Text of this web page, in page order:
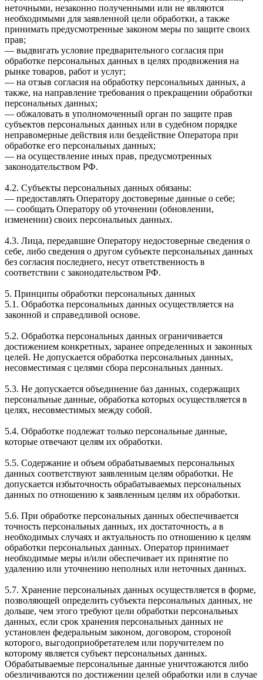
неточными, незаконно полученными или не являются
необходимыми для заявленной цели обработки, а также
принимать предусмотренные законом меры по защите своих
прав;
— выдвигать условие предварительного согласия при
обработке персональных данных в целях продвижения на
рынке товаров, работ и услуг;
— на отзыв согласия на обработку персональных данных, а
также, на направление требования о прекращении обработки
персональных данных;
— обжаловать в уполномоченный орган по защите прав
субъектов персональных данных или в судебном порядке
неправомерные действия или бездействие Оператора при
обработке его персональных данных;
— на осуществление иных прав, предусмотренных
законодательством РФ.
4.2. Субъекты персональных данных обязаны:
— предоставлять Оператору достоверные данные о себе;
— сообщать Оператору об уточнении (обновлении,
изменении) своих персональных данных.
4.3. Лица, передавшие Оператору недостоверные сведения о
себе, либо сведения о другом субъекте персональных данных
без согласия последнего, несут ответственность в
соответствии с законодательством РФ.
5. Принципы обработки персональных данных
5.1. Обработка персональных данных осуществляется на
законной и справедливой основе.
5.2. Обработка персональных данных ограничивается
достижением конкретных, заранее определенных и законных
целей. Не допускается обработка персональных данных,
несовместимая с целями сбора персональных данных.
5.3. Не допускается объединение баз данных, содержащих
персональные данные, обработка которых осуществляется в
целях, несовместимых между собой.
5.4. Обработке подлежат только персональные данные,
которые отвечают целям их обработки.
5.5. Содержание и объем обрабатываемых персональных
данных соответствуют заявленным целям обработки. Не
допускается избыточность обрабатываемых персональных
данных по отношению к заявленным целям их обработки.
5.6. При обработке персональных данных обеспечивается
точность персональных данных, их достаточность, а в
необходимых случаях и актуальность по отношению к целям
обработки персональных данных. Оператор принимает
необходимые меры и/или обеспечивает их принятие по
удалению или уточнению неполных или неточных данных.
5.7. Хранение персональных данных осуществляется в форме,
позволяющей определить субъекта персональных данных, не
дольше, чем этого требуют цели обработки персональных
данных, если срок хранения персональных данных не
установлен федеральным законом, договором, стороной
которого, выгодоприобретателем или поручителем по
которому является субъект персональных данных.
Обрабатываемые персональные данные уничтожаются либо
обезличиваются по достижении целей обработки или в случае